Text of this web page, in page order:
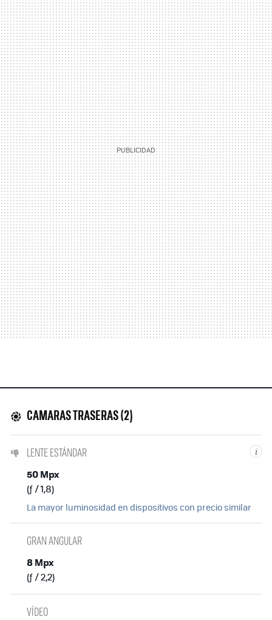
CAMARAS TRASERAS (2)
i
LENTE ESTÁNDAR
50 Mpx
(ƒ / 1,8)
La mayor luminosidad en dispositivos con precio similar
GRAN ANGULAR
8 Mpx
(ƒ / 2,2)
VÍDEO